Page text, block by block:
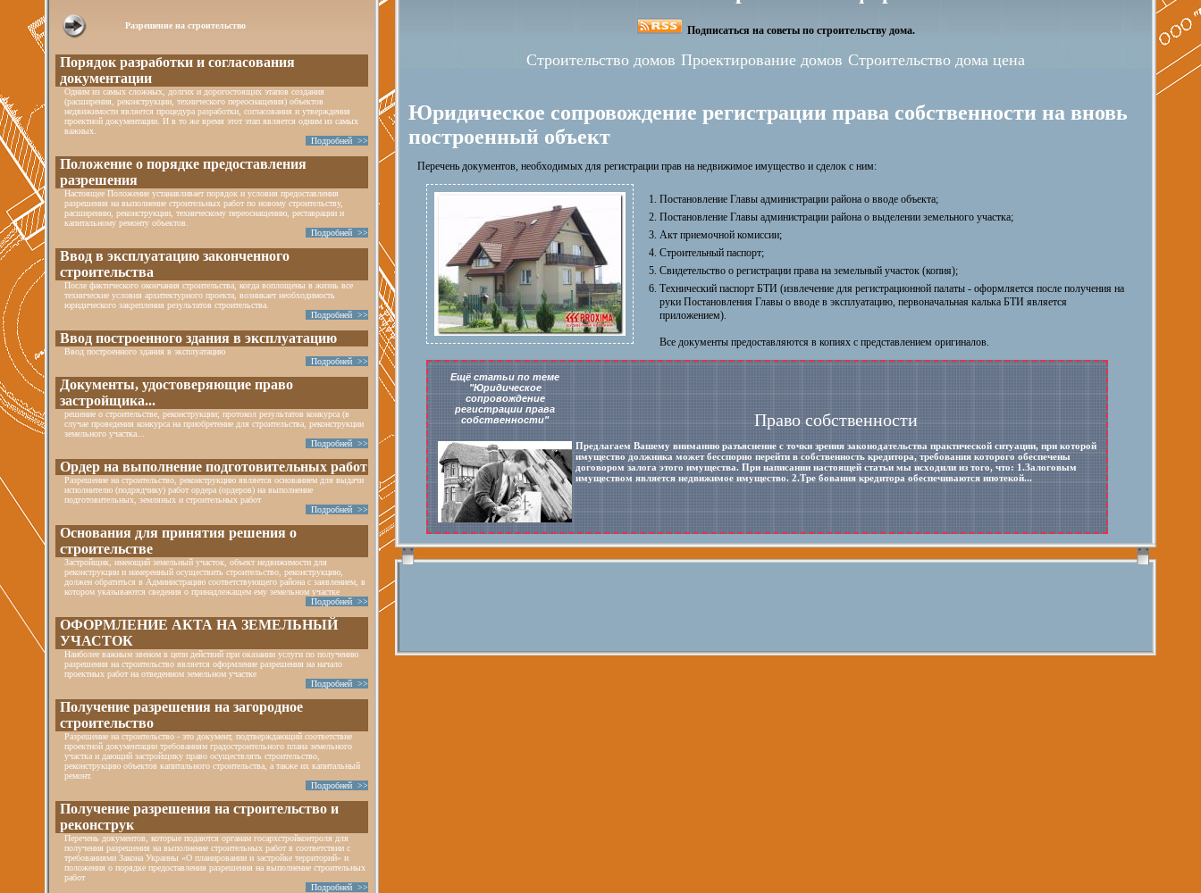
Разрешение на строительство
Порядок разработки и согласования
документации
Одним из самых сложных, долгих и дорогостоящих этапов создания
(расширения, реконструкции, технического переоснащения) объектов
недвижимости является процедура разработки, согласования и утверждения
проектной документации. И в то же время этот этап является одним из самых
важных.
Подробней >>
Положение о порядке предоставления
разрешения
Настоящее Положение устанавливает порядок и условия предоставления
разрешения на выполнение строительных работ по новому строительству,
расширению, реконструкции, техническому переоснащению, реставрации и
капитальному ремонту объектов.
Подробней >>
Ввод в эксплуатацию законченного
строительства
После фактического окончания строительства, когда воплощены в жизнь все
технические условия архитектурного проекта, возникает необходимость
юридического закрепления результатов строительства.
Подробней >>
Ввод построенного здания в эксплуатацию
Ввод построенного здания в эксплуатацию
Подробней >>
Документы, удостоверяющие право
застройщика...
решение о строительстве, реконструкции; протокол результатов конкурса (в
случае проведения конкурса на приобретение для строительства, реконструкции
земельного участка...
Подробней >>
Ордер на выполнение подготовительных работ
Разрешение на строительство, реконструкцию является основанием для выдачи
исполнителю (подрядчику) работ ордера (ордеров) на выполнение
подготовительных, земляных и строительных работ
Подробней >>
Основания для принятия решения о
строительстве
Застройщик, имеющий земельный участок, объект недвижимости для
реконструкции и намеренный осуществить строительство, реконструкцию,
должен обратиться в Администрацию соответствующего района с заявлением, в
котором указываются сведения о принадлежащем ему земельном участке
Подробней >>
ОФОРМЛЕНИЕ АКТА НА ЗЕМЕЛЬНЫЙ
УЧАСТОК
Наиболее важным звеном в цепи действий при оказании услуги по получению
разрешения на строительство является оформление разрешения на начало
проектных работ на отведенном земельном участке
Подробней >>
Получение разрешения на загородное
строительство
Разрешение на строительство - это документ, подтверждающий соответствие
проектной документации требованиям градостроительного плана земельного
участка и дающий застройщику право осуществлять строительство,
реконструкцию объектов капитального строительства, а также их капитальный
ремонт.
Подробней >>
Получение разрешения на строительство и
реконструк
Перечень документов, которые подаются органам госархстройконтроля для
получения разрешения на выполнение строительных работ в соответствии с
требованиями Закона Украины «О планировании и застройке территорий» и
положения о порядке предоставления разрешения на выполнение строительных
работ
Подробней >>
Подписаться на советы по строительству дома.
Строительство домов Проектирование домов Строительство дома цена
Юридическое сопровождение регистрации права собственности на вновь
построенный объект
Перечень документов, необходимых для регистрации прав на недвижимое имущество и сделок с ним:
Постановление Главы администрации района о вводе объекта;
Постановление Главы администрации района о выделении земельного участка;
Акт приемочной комиссии;
Строительный паспорт;
Свидетельство о регистрации права на земельный участок (копия);
Технический паспорт БТИ (извлечение для регистрационной палаты - оформляется после получения на
руки Постановления Главы о вводе в эксплуатацию, первоначальная калька БТИ является
приложением).
Все документы предоставляются в копиях с представлением оригиналов.
Ещё статьи по теме
"Юридическое
сопровождение
регистрации права
собственности"
Право собственности
Предлагаем Вашему вниманию разъяснение с точки зрения законодательства практической ситуации, при которой
имущество должника может бесспорно перейти в собственность кредитора, требования которого обеспечены
договором залога этого имущества. При написании настоящей статьи мы исходили из того, что: 1.Залоговым
имуществом является недвижимое имущество. 2.Тре бования кредитора обеспечиваются ипотекой...